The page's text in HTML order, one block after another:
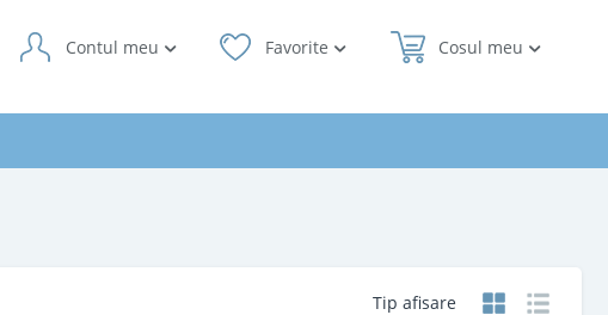
Cosul meu
Favorite
Contul meu
Tip afisare